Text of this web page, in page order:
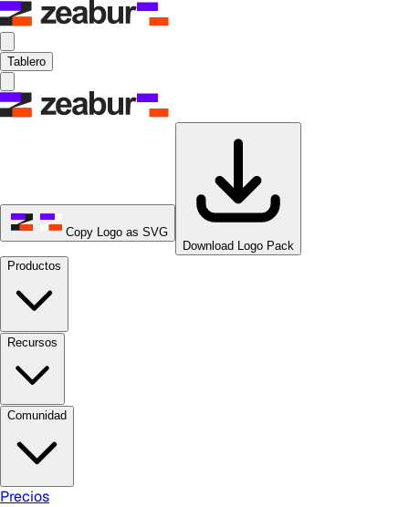
Tablero
Copy Logo as SVG
Download Logo Pack
Productos
Recursos
Comunidad
Precios